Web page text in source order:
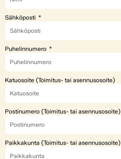
Sähköposti
Puhelinnumero
Katuosoite (Toimitus- tai asennusosoite)
Postinumero (Toimitus- tai asennusosoite)
Paikkakunta (Toimitus- tai asennusosoite)